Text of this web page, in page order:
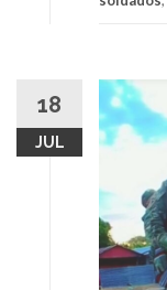
18
JUL